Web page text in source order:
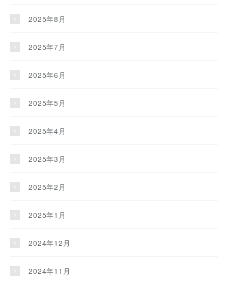
2025年8月
2025年7月
2025年6月
2025年5月
2025年4月
2025年3月
2025年2月
2025年1月
2024年12月
2024年11月